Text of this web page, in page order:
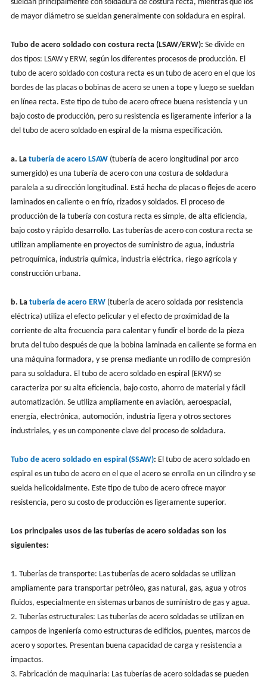
sueldan principalmente con soldadura de costura recta, mientras que los
de mayor diámetro se sueldan generalmente con soldadura en espiral.
Tubo de acero soldado con costura recta (LSAW/ERW): Se divide en
dos tipos: LSAW y ERW, según los diferentes procesos de producción. El
tubo de acero soldado con costura recta es un tubo de acero en el que los
bordes de las placas o bobinas de acero se unen a tope y luego se sueldan
en línea recta. Este tipo de tubo de acero ofrece buena resistencia y un
bajo costo de producción, pero su resistencia es ligeramente inferior a la
del tubo de acero soldado en espiral de la misma especificación.
a. La tubería de acero LSAW(tubería de acero longitudinal por arco
sumergido) es una tubería de acero con una costura de soldadura
paralela a su dirección longitudinal. Está hecha de placas o flejes de acero
laminados en caliente o en frío, rizados y soldados. El proceso de
producción de la tubería con costura recta es simple, de alta eficiencia,
bajo costo y rápido desarrollo. Las tuberías de acero con costura recta se
utilizan ampliamente en proyectos de suministro de agua, industria
petroquímica, industria química, industria eléctrica, riego agrícola y
construcción urbana.
b. La tubería de acero ERW (tubería de acero soldada por resistencia
eléctrica) utiliza el efecto pelicular y el efecto de proximidad de la
corriente de alta frecuencia para calentar y fundir el borde de la pieza
bruta del tubo después de que la bobina laminada en caliente se forma en
una máquina formadora, y se prensa mediante un rodillo de compresión
para su soldadura. El tubo de acero soldado en espiral (ERW) se
caracteriza por su alta eficiencia, bajo costo, ahorro de material y fácil
automatización. Se utiliza ampliamente en aviación, aeroespacial,
energía, electrónica, automoción, industria ligera y otros sectores
industriales, y es un componente clave del proceso de soldadura.
Tubo de acero soldado en espiral (SSAW): El tubo de acero soldado en
espiral es un tubo de acero en el que el acero se enrolla en un cilindro y se
suelda helicoidalmente. Este tipo de tubo de acero ofrece mayor
resistencia, pero su costo de producción es ligeramente superior.
Los principales usos de las tuberías de acero soldadas son los
siguientes:
1. Tuberías de transporte: Las tuberías de acero soldadas se utilizan
ampliamente para transportar petróleo, gas natural, gas, agua y otros
fluidos, especialmente en sistemas urbanos de suministro de gas y agua.
2. Tuberías estructurales: Las tuberías de acero soldadas se utilizan en
campos de ingeniería como estructuras de edificios, puentes, marcos de
acero y soportes. Presentan buena capacidad de carga y resistencia a
impactos.
3. Fabricación de maquinaria: Las tuberías de acero soldadas se pueden